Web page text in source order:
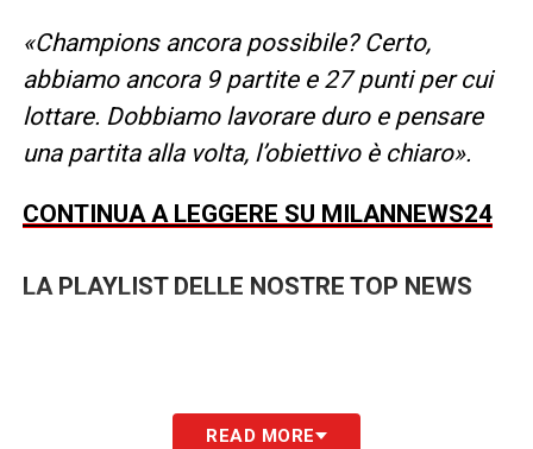
«Champions ancora possibile? Certo,
abbiamo ancora 9 partite e 27 punti per cui
lottare. Dobbiamo lavorare duro e pensare
una partita alla volta, l’obiettivo è chiaro».
CONTINUA A LEGGERE SU MILANNEWS24
LA PLAYLIST DELLE NOSTRE TOP NEWS
READ MORE